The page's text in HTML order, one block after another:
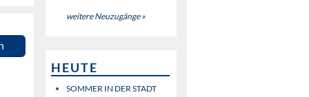
weitere Neuzugänge »
HEUTE
SOMMER IN DER STADT